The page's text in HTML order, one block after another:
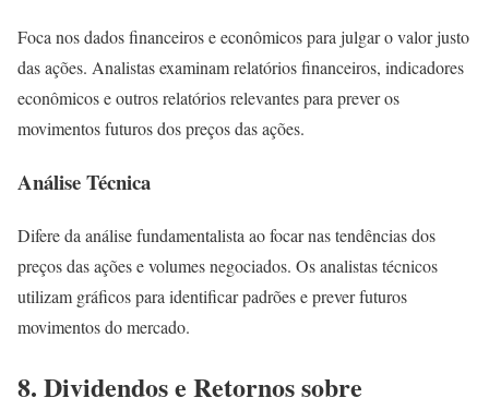
Foca nos dados financeiros e econômicos para julgar o valor justo
das ações. Analistas examinam relatórios financeiros, indicadores
econômicos e outros relatórios relevantes para prever os
movimentos futuros dos preços das ações.
Análise Técnica
Difere da análise fundamentalista ao focar nas tendências dos
preços das ações e volumes negociados. Os analistas técnicos
utilizam gráficos para identificar padrões e prever futuros
movimentos do mercado.
8. Dividendos e Retornos sobre